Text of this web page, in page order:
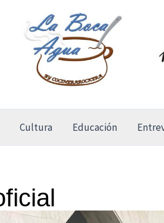
Cultura Educación